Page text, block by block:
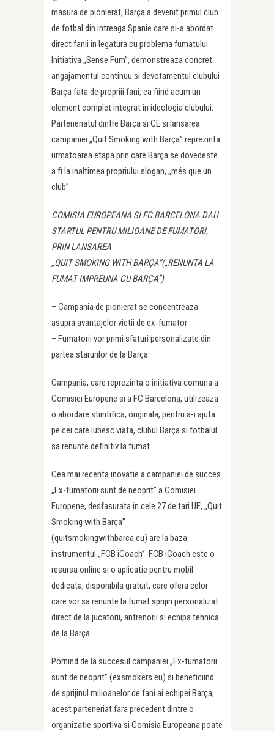
masura de pionierat, Barça a devenit primul club
de fotbal din intreaga Spanie care si-a abordat
direct fanii in legatura cu problema fumatului.
Initiativa „Sense Fum”, demonstreaza concret
angajamentul continuu si devotamentul clubului
Barça fata de propriii fani, ea fiind acum un
element complet integrat in ideologia clubului.
Parteneriatul dintre Barça si CE si lansarea
campaniei „Quit Smoking with Barça” reprezinta
urmatoarea etapa prin care Barça se dovedeste
a fi la inaltimea propriului slogan, „més que un
club”.
COMISIA EUROPEANA SI FC BARCELONA DAU
STARTUL PENTRU MILIOANE DE FUMATORI,
PRIN LANSAREA
„QUIT SMOKING WITH BARÇA”(„RENUNTA LA
FUMAT IMPREUNA CU BARÇA”)
– Campania de pionierat se concentreaza
asupra avantajelor vietii de ex-fumator
– Fumatorii vor primi sfaturi personalizate din
partea starurilor de la Barça
Campania, care reprezinta o initiativa comuna a
Comisiei Europene si a FC Barcelona, utilizeaza
o abordare stiintifica, originala, pentru a-i ajuta
pe cei care iubesc viata, clubul Barça si fotbalul
sa renunte definitiv la fumat.
Cea mai recenta inovatie a campaniei de succes
„Ex-fumatorii sunt de neoprit” a Comisiei
Europene, desfasurata in cele 27 de tari UE, „Quit
Smoking with Barça”
(quitsmokingwithbarca.eu) are la baza
instrumentul „FCB iCoach”. FCB iCoach este o
resursa online si o aplicatie pentru mobil
dedicata, disponibila gratuit, care ofera celor
care vor sa renunte la fumat sprijin personalizat
direct de la jucatorii, antrenorii si echipa tehnica
de la Barça.
Pornind de la succesul campaniei „Ex-fumatorii
sunt de neoprit” (exsmokers.eu) si beneficiind
de sprijinul milioanelor de fani ai echipei Barça,
acest parteneriat fara precedent dintre o
organizatie sportiva si Comisia Europeana poate